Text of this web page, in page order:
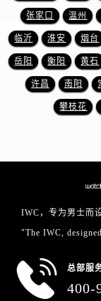
张家口 温州
临沂 淮安 烟台
岳阳 衡阳 黄石
许昌 南阳
攀枝花
IWC，专为男士而
"The IWC,
总部服
400-